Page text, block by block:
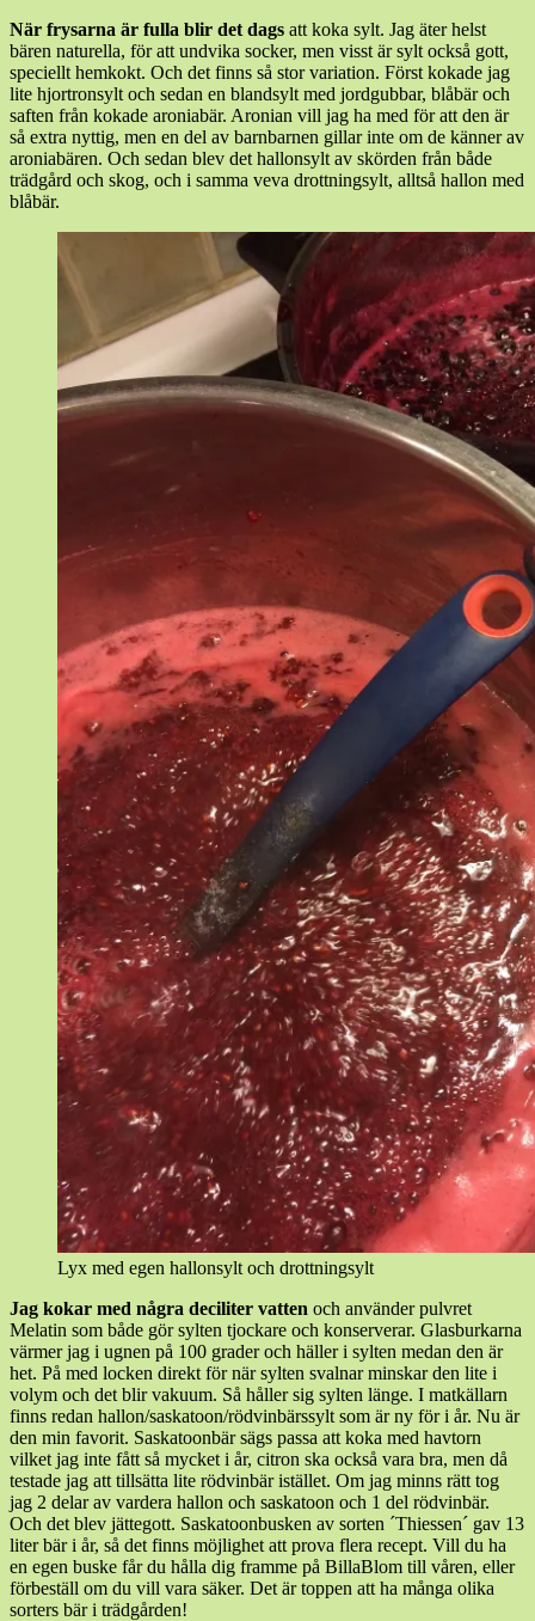
20177
november,
2017
När frysarna är fulla blir det dags att koka sylt. Jag äter helst
bären naturella, för att undvika socker, men visst är sylt också gott,
speciellt hemkokt. Och det finns så stor variation. Först kokade jag
lite hjortronsylt och sedan en blandsylt med jordgubbar, blåbär och
saften från kokade aroniabär. Aronian vill jag ha med för att den är
så extra nyttig, men en del av barnbarnen gillar inte om de känner av
aroniabären. Och sedan blev det hallonsylt av skörden från både
trädgård och skog, och i samma veva drottningsylt, alltså hallon med
blåbär.
Lyx med egen hallonsylt och drottningsylt
Jag kokar med några deciliter vatten och använder pulvret
Melatin som både gör sylten tjockare och konserverar. Glasburkarna
värmer jag i ugnen på 100 grader och häller i sylten medan den är
het. På med locken direkt för när sylten svalnar minskar den lite i
volym och det blir vakuum. Så håller sig sylten länge. I matkällarn
finns redan hallon/saskatoon/rödvinbärssylt som är ny för i år. Nu är
den min favorit. Saskatoonbär sägs passa att koka med havtorn
vilket jag inte fått så mycket i år, citron ska också vara bra, men då
testade jag att tillsätta lite rödvinbär istället. Om jag minns rätt tog
jag 2 delar av vardera hallon och saskatoon och 1 del rödvinbär.
Och det blev jättegott. Saskatoonbusken av sorten ´Thiessen´ gav 13
liter bär i år, så det finns möjlighet att prova flera recept. Vill du ha
en egen buske får du hålla dig framme på BillaBlom till våren, eller
förbeställ om du vill vara säker. Det är toppen att ha många olika
sorters bär i trädgården!